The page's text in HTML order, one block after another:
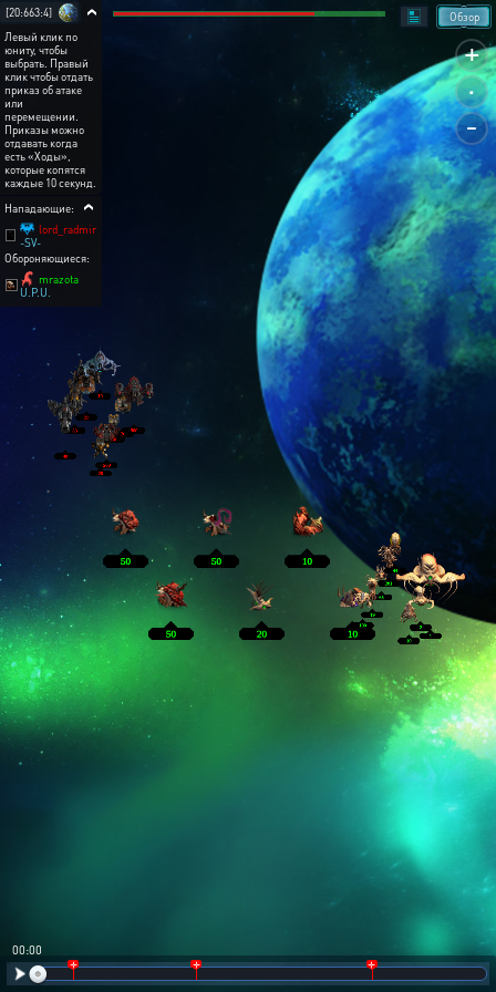
+
.
-
Обзор
[20:663:4]
Левый клик по
юниту, чтобы
выбрать. Правый
клик чтобы отдать
приказ об атаке
или
перемещении.
Приказы можно
отдавать когда
есть «Ходы»,
которые копятся
каждые 10 секунд.
Нападающие:
lord_radmir
-SV-
Обороняющиеся:
mrazota
U.P.U.
00:01